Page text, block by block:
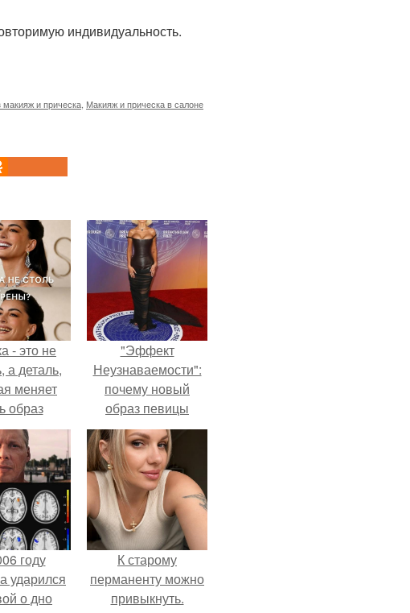
индивидуальность.
и прическа Макияж и прическа в салоне
- это не
а деталь,
меняет
образ
"Эффект
Неузнаваемости":
почему новый
образ певицы
вызвал споры о
гранях
возможного?
году
ударился
о дно
К старому
перманенту можно
привыкнуть.